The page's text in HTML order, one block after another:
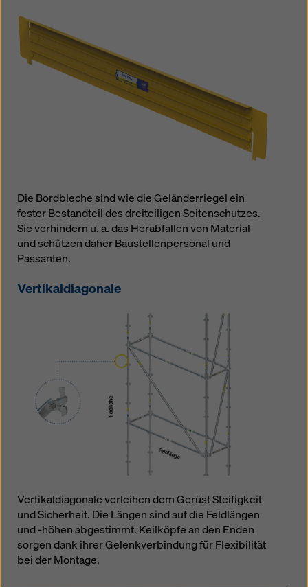
Die Bordbleche sind wie die Geländerriegel ein
fester Bestandteil des dreiteiligen Seitenschutzes.
Sie verhindern u. a. das Herabfallen von Material
und schützen daher Baustellenpersonal und
Passanten.
Vertikaldiagonale
Vertikaldiagonale verleihen dem Gerüst Steifigkeit
und Sicherheit. Die Längen sind auf die Feldlängen
und -höhen abgestimmt. Keilköpfe an den Enden
sorgen dank ihrer Gelenkverbindung für Flexibilität
bei der Montage.